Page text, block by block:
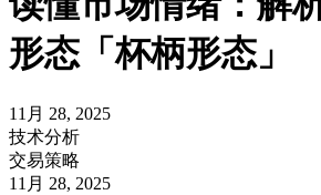
形态「杯柄形态」
11月 28, 2025
技术分析
交易策略
11月 28, 2025